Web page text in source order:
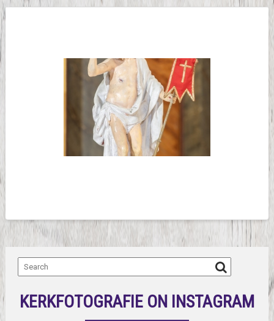
KERKFOTOGRAFIE ON INSTAGRAM